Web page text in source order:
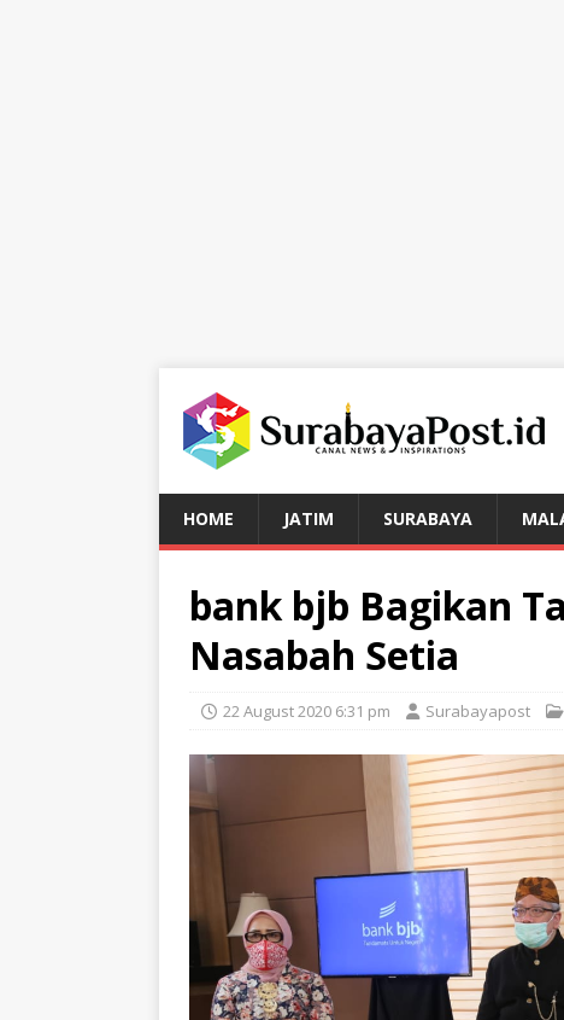
HOME JATIM SURABAYA
bank bjb Bagikan
Nasabah Setia
22 August 2020 6:31 pm Surabayapost